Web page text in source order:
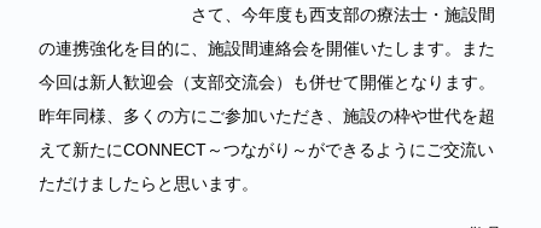
さて、今年度も西支部の療法士・施設間
の連携強化を目的に、施設間連絡会を開催いたします。また
今回は新人歓迎会（支部交流会）も併せて開催となります。
昨年同様、多くの方にご参加いただき、施設の枠や世代を超
えて新たにCONNECT～つながり～ができるようにご交流い
ただけましたらと思います。